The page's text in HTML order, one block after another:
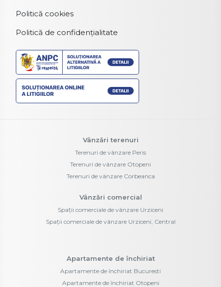
Politică cookies
Politică de confidențialitate
Vânzări terenuri
Terenuri de vânzare Peris
Terenuri de vânzare Otopeni
Terenuri de vânzare Corbeanca
Vânzări comercial
Spații comerciale de vânzare Urziceni
Spații comerciale de vânzare Urziceni, Central
Apartamente de închiriat
Apartamente de închiriat Bucuresti
Apartamente de închiriat Otopeni